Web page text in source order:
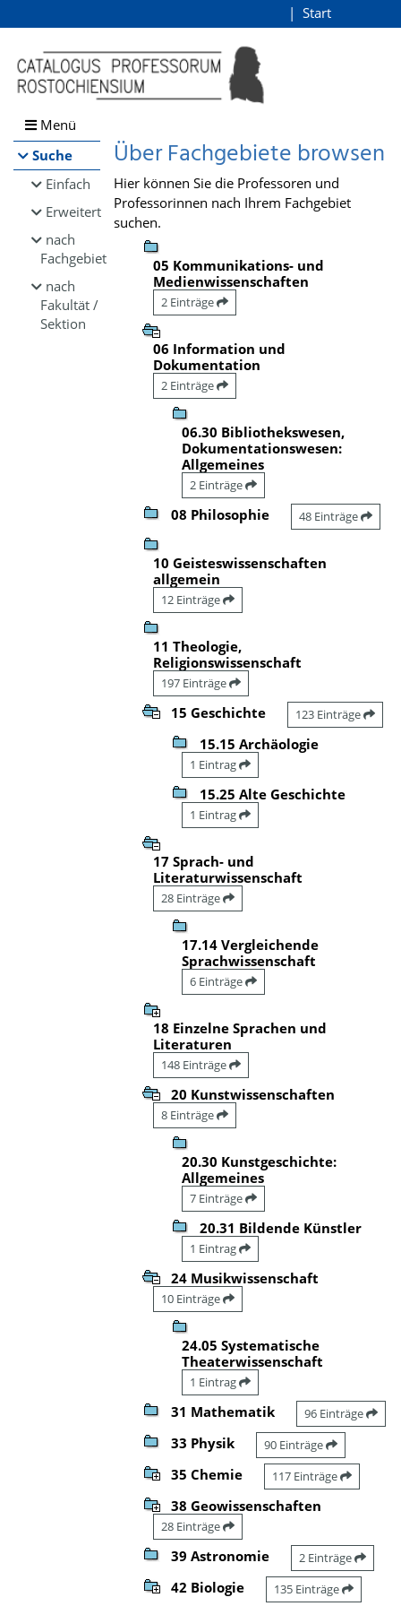
Browsen
direkt zum Inhalt
Start
Menü
Suche
Einfach
Erweitert
nach
Fachgebiet
nach
Fakultät /
Sektion
Über Fachgebiete browsen
Hier können Sie die Professoren und
Professorinnen nach Ihrem Fachgebiet
suchen.
05 Kommunikations- und
Medienwissenschaften
2 Einträge
06 Information und
Dokumentation
2 Einträge
06.30 Bibliothekswesen,
Dokumentationswesen:
Allgemeines
2 Einträge
08 Philosophie 48 Einträge
10 Geisteswissenschaften
allgemein
12 Einträge
11 Theologie,
Religionswissenschaft
197 Einträge
15 Geschichte 123 Einträge
15.15 Archäologie
1 Eintrag
15.25 Alte Geschichte
1 Eintrag
17 Sprach- und
Literaturwissenschaft
28 Einträge
17.14 Vergleichende
Sprachwissenschaft
6 Einträge
18 Einzelne Sprachen und
Literaturen
148 Einträge
20 Kunstwissenschaften
8 Einträge
20.30 Kunstgeschichte:
Allgemeines
7 Einträge
20.31 Bildende Künstler
1 Eintrag
24 Musikwissenschaft
10 Einträge
24.05 Systematische
Theaterwissenschaft
1 Eintrag
31 Mathematik 96 Einträge
33 Physik 90 Einträge
35 Chemie 117 Einträge
38 Geowissenschaften
28 Einträge
39 Astronomie 2 Einträge
42 Biologie 135 Einträge